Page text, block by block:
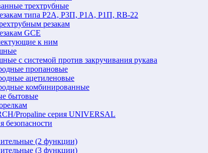
трехтрубные
типа Р2А, Р3П, Р1А, Р1П, RB-22
резакам
GCE
к ним
с системой против закручивания рукава
пропановые
ацетиленовые
комбинированные
бытовые
Propaline серия UNIVERSAL
безопасности
(2 функции)
(3 функции)